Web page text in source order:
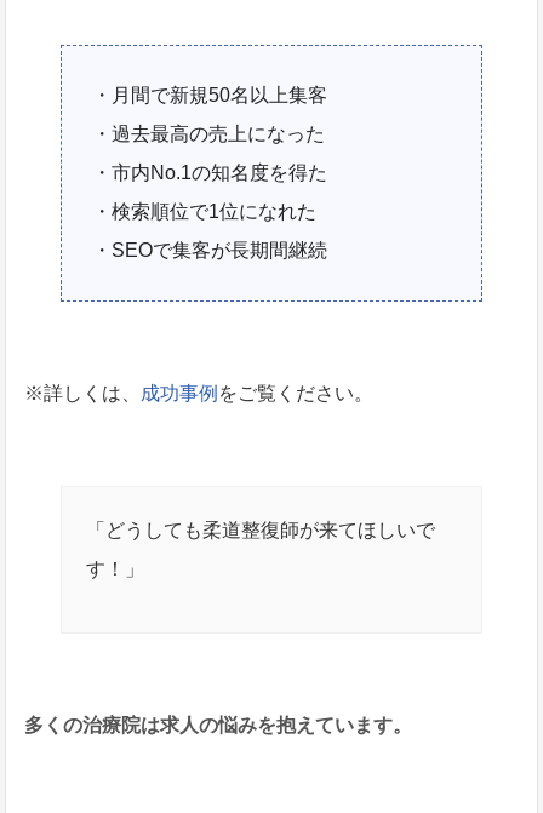
・月間で新規50名以上集客
・過去最高の売上になった
・市内No.1の知名度を得た
・検索順位で1位になれた
・SEOで集客が長期間継続
※詳しくは、 成功事例 をご覧ください。
「どうしても柔道整復師が来てほしいで
す！」
多くの治療院は求人の悩みを抱えています。